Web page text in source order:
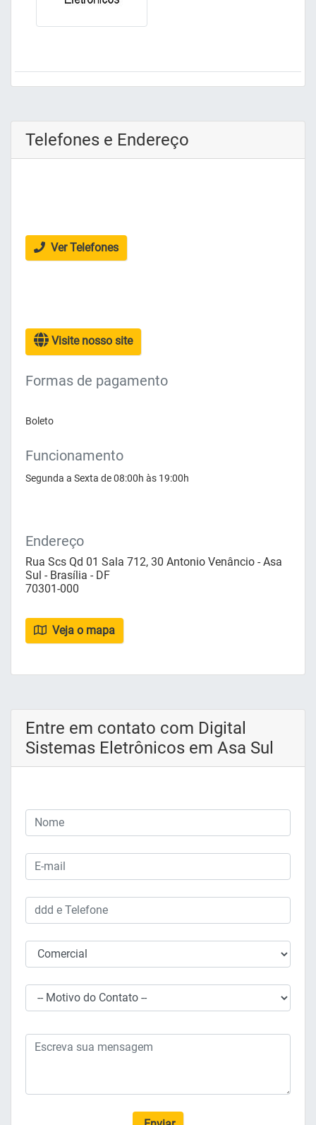
Telefones e Endereço
Ver Telefones
Visite nosso site
Formas de pagamento
Boleto
Funcionamento
Segunda a Sexta de 08:00h às 19:00h
Endereço
Rua Scs Qd 01 Sala 712, 30 Antonio Venâncio - Asa
Sul - Brasília - DF
70301-000
Veja o mapa
Entre em contato com Digital
Sistemas Eletrônicos em Asa Sul